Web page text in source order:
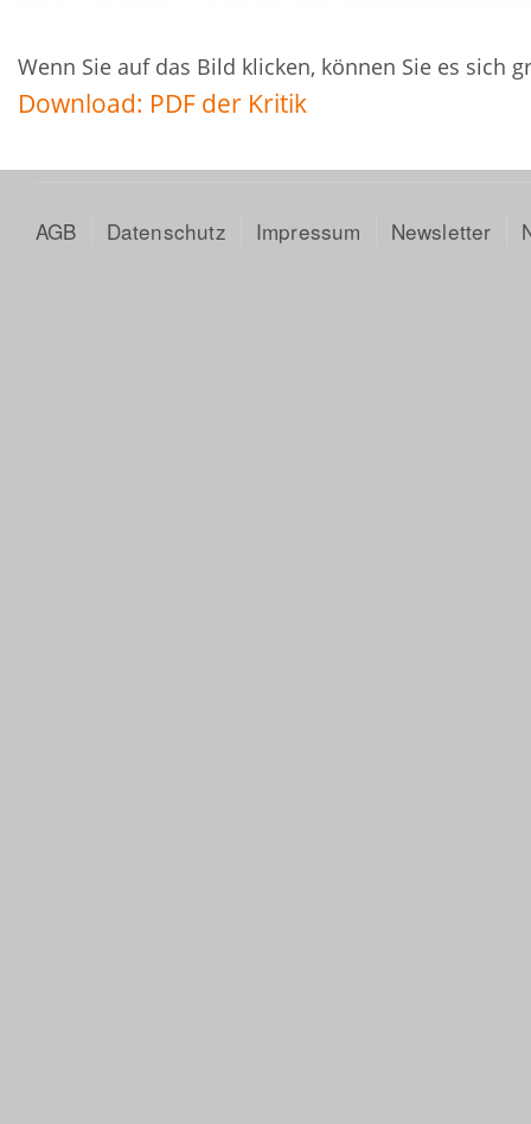
Wenn Sie auf das Bild klicken, können Sie es sich
Download: PDF der Kritik
AGB Datenschutz Impressum Newsletter